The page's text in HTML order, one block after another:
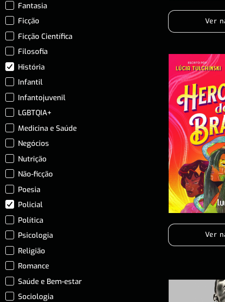
Fantasia
Ficção
Ficção Científica
Filosofia
História
Infantil
Infantojuvenil
LGBTQIA+
Medicina e Saúde
Negócios
Nutrição
Não-ficção
Poesia
Policial
Política
Psicologia
Religião
Romance
Saúde e Bem-estar
Sociologia
Ver
Ver